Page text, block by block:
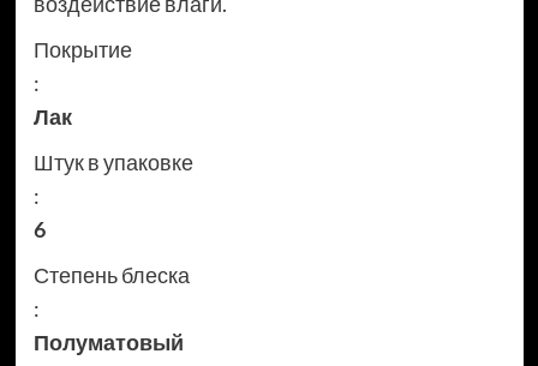
Покрытие
:
Лак
Штук в упаковке
:
6
Степень блеска
:
Полуматовый